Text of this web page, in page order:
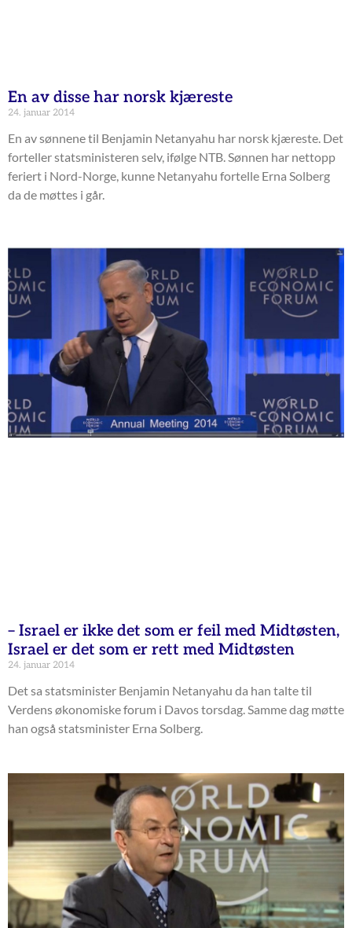
En av disse har norsk kjæreste
24. januar 2014
En av sønnene til Benjamin Netanyahu har norsk kjæreste. Det
forteller statsministeren selv, ifølge NTB. Sønnen har nettopp
feriert i Nord-Norge, kunne Netanyahu fortelle Erna Solberg
da de møttes i går.
– Israel er ikke det som er feil med Midtøsten,
Israel er det som er rett med Midtøsten
24. januar 2014
Det sa statsminister Benjamin Netanyahu da han talte til
Verdens økonomiske forum i Davos torsdag. Samme dag møtte
han også statsminister Erna Solberg.